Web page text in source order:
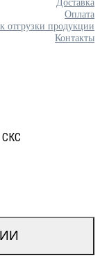
Доставка
Оплата
отгрузки продукции
Контакты